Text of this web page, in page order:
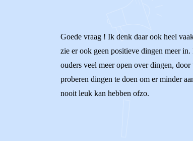
Goede vraag ! Ik denk daar ook heel
zie er ook geen positieve dingen meer
ouders veel meer open over dingen,
proberen dingen te doen om er minder
nooit leuk kan hebben ofzo.